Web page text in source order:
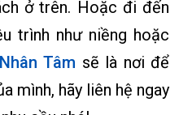
ở trên. Hoặc đi đến
trình như niềng hoặc
Tâm sẽ là nơi để
mình, hãy liên hệ ngay